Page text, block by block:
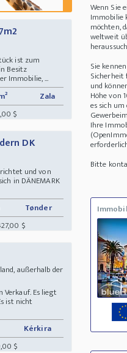
ist zum
Besitz
Immobilie, ...
Zala
$
DK
und von
in DÄNEMARK
Tønder
$
außerhalb der
Es liegt
ist nicht
Kérkira
$
Wenn Sie
Immobilie
möchten,
weltweit
Sie
Sicherheit
und
Höhe von
es sich
Ihre
Bitte